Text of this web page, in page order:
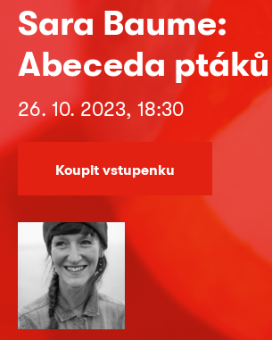
Sara Baume:
Abeceda ptáků
26. 10. 2023, 18:30
Koupit vstupenku